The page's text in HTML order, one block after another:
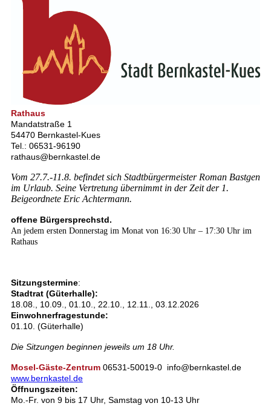
Rathaus
Mandatstraße 1
54470 Bernkastel-Kues
Tel.: 06531-96190
rathaus@bernkastel.de
Vom 27.7.-11.8. befindet sich Stadtbürgermeister Roman Bastgen
im Urlaub. Seine Vertretung übernimmt in der Zeit der 1.
Beigeordnete Eric Achtermann.
offene Bürgersprechstd.
An jedem ersten Donnerstag im Monat von 16:30 Uhr – 17:30 Uhr im
Rathaus
Sitzungstermine:
Stadtrat (Güterhalle):
18.08., 10.09., 01.10., 22.10., 12.11., 03.12.2026
Einwohnerfragestunde:
01.10. (Güterhalle)
Die Sitzungen beginnen jeweils um 18 Uhr.
Mosel-Gäste-Zentrum 06531-50019-0 info@bernkastel.de
www.bernkastel.de
Öffnungszeiten:
Mo.-Fr. von 9 bis 17 Uhr, Samstag von 10-13 Uhr